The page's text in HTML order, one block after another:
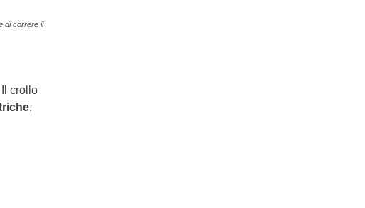
di correre il
crollo
,